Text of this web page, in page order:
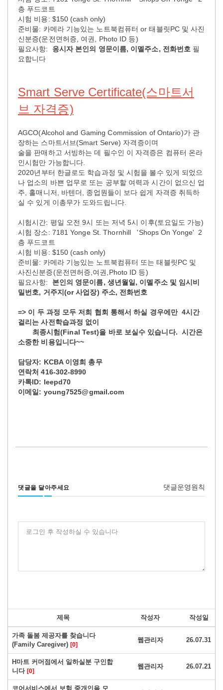
층 푸드코트
시험 비용: $150 (cash only)
준비물: 카메라 기능있는 노트북컴퓨터 or 태블릿PC 및 사진
신분증(운전면허증, 여권, Photo ID 등)
필요사항: 응시자 본인의 영문이름, 이멜주소, 전화번호 필
요합니다
Smart Serve Certificate(스마트서
브 자격증)
AGCO(Alcohol and Gaming Commission of Ontario)가 관
장하는 스마트서브(Smart Serve) 자격증이며
술을 판매하고 서빙하는 데 필수인 이 자격증은 컴퓨터 온라
인시험만 가능합니다.
2020년부터 한글로도 학습과정 및 시험을 볼수 있게 되었으
나 업소의 바쁜 업무로 또는 공부할 여력과 시간이 없으신 업
주, 홀매니저, 바텐더, 종업원들이 보다 쉽게 자격증 취득하
실 수 있게 이총무가 도와드립니다.
시험시간: 평일 오전 9시 또는 저녁 5시 이후(토요일도 가능)
시험 장소: 7181 Yonge St. Thornhill 'Shops On Yonge' 2
층 푸드코트
시험 비용: $150 (cash only)
준비물: 카메라 기능있는 노트북컴퓨터 또는 태블릿PC 및
사진신분증(운전면허증,여권,Photo ID 등)
필요사항: 본인의 영문이름, 생년월일, 이멜주소 및 임시비
밀번호, 거주지(or 사업장) 주소, 전화번호
=> 이 두 과정 모두 저희 협회 통해서 하실 경우에만 4시간
걸리는 사전학습과정 없이
최종시험(Final Test)을 바로 보실수 있습니다. 시간은
소중한 비용입니다~~
담당자: KCBA 이영희 총무
연락처 416-302-8990
카톡ID: leepd70
이메일: young7525@gmail.com
댓글을 달아주세요 댓글운영원칙
로그인 후 작성하실 수 있습니다
제목 작성자 작성일
가족 돌봄 제공자를 찾습니다
(Family Caregiver) [0]
웹관리자 26.07.31
H마트 커머점에서 일하실분 구인합
니다 [0]
웹관리자 26.07.21
코어서비스에서 보험 중개인을 모